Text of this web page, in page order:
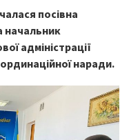
посівна
начальник
адміністрації
наради.